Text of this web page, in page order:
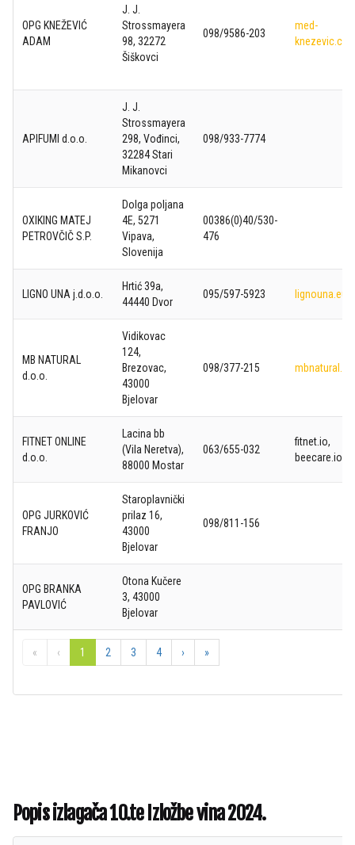
« ‹ 1 2 3 4 › »
OPG KNEŽEVIĆ
ADAM
J. J.
Strossmayera
98, 32272
Šiškovci
098/9586-203
med-
APIFUMI d.o.o.
J. J.
Strossmayera
298, Vođinci,
32284 Stari
Mikanovci
098/933-7774
OXIKING MATEJ
PETROVČIČ S.P.
Dolga poljana
4E, 5271
Vipava,
Slovenija
00386(0)40/530-
476
LIGNO UNA j.d.o.o.
Hrtić 39a,
44440 Dvor
095/597-5923 lignouna.eu/
MB NATURAL
d.o.o.
Vidikovac
124,
Brezovac,
43000
Bjelovar
098/377-215 mbnatural.hr/
FITNET ONLINE
d.o.o.
Lacina bb
(Vila Neretva),
88000 Mostar
063/655-032
fitnet.io,
beecare.io
OPG JURKOVIĆ
FRANJO
Staroplavnički
prilaz 16,
43000
Bjelovar
098/811-156
OPG BRANKA
PAVLOVIĆ
Otona Kučere
3, 43000
Bjelovar
Popis izlagača 10.te Izložbe vina 2024.